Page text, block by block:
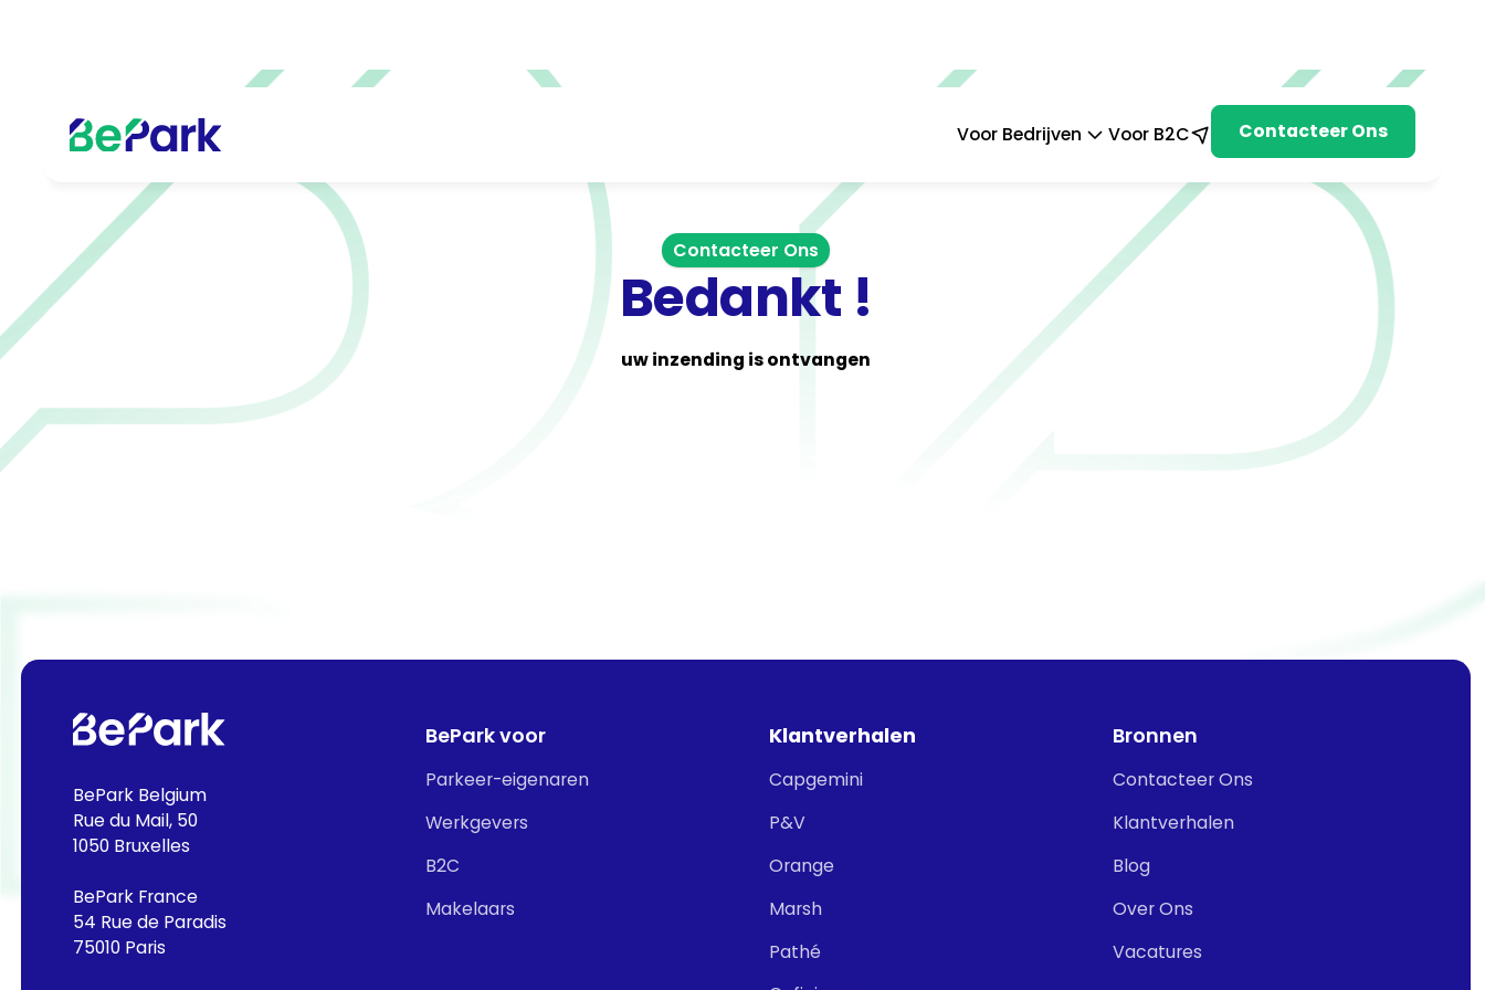
Voor Bedrijven Voor B2C Contacteer Ons
Contacteer Ons
Bedankt !
uw inzending is ontvangen
BePark Belgium
Rue du Mail, 50
1050 Bruxelles
BePark France
54 Rue de Paradis
75010 Paris
BePark voor
Parkeer-eigenaren
Werkgevers
B2C
Makelaars
Klantverhalen
Capgemini
P&V
Orange
Marsh
Pathé
Bronnen
Contacteer Ons
Klantverhalen
Blog
Over Ons
Vacatures